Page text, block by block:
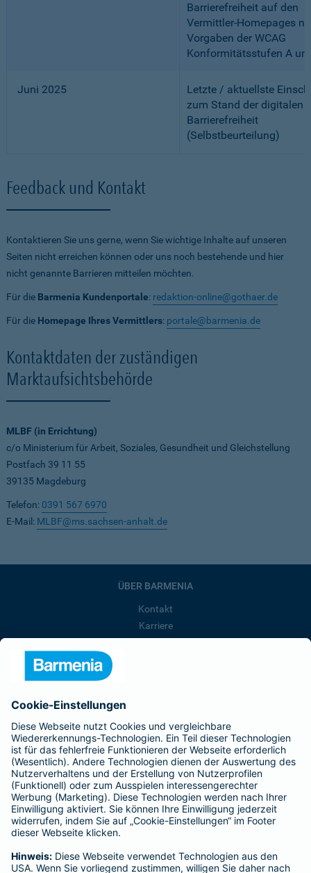
Barrierefreiheit auf den
Vermittler-Homepages
Vorgaben der WCAG
Konformitätsstufen A
Juni 2025
Letzte / aktuellste
zum Stand der digitalen
Barrierefreiheit
(Selbstbeurteilung)
Feedback und Kontakt
Kontaktieren Sie uns gerne, wenn Sie wichtige Inhalte auf unseren
Seiten nicht erreichen können oder uns noch bestehende und hier
nicht genannte Barrieren mitteilen möchten.
Für die Barmenia Kundenportale: redaktion-online@gothaer.de
Für die Homepage Ihres Vermittlers: portale@barmenia.de
Kontaktdaten der zuständigen
Marktaufsichtsbehörde
MLBF (in Errichtung)
c/o Ministerium für Arbeit, Soziales, Gesundheit und Gleichstellung
Postfach 39 11 55
39135 Magdeburg
Telefon: 0391 567 6970
E-Mail: MLBF@ms.sachsen-anhalt.de
ÜBER BARMENIA
Kontakt
Karriere
Presse
Barmenia ist Teil der BarmeniaGothaer
BELIEBTE SEITEN
Kranken-Zusatzversicherung
Tierversicherungen
Haftpflichtversicherung
Hausratversicherung
Adresse ändern